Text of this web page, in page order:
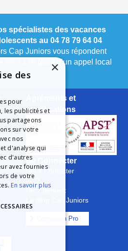
spécialistes des vacances
au 04 78 79 64 04
Cap Juniors vous répondent
à 17h (coût d’un appel local
Agréments et
qualifications
Se Connecter
Nous Contacter
FAQ
Recrutement
Le Blog Cap Juniors
Connexion Pro
×
des
pour
les publicités et
partageons
sur votre
nos
d'analyse qui
d'autres
avez fournies
de votre
En savoir plus